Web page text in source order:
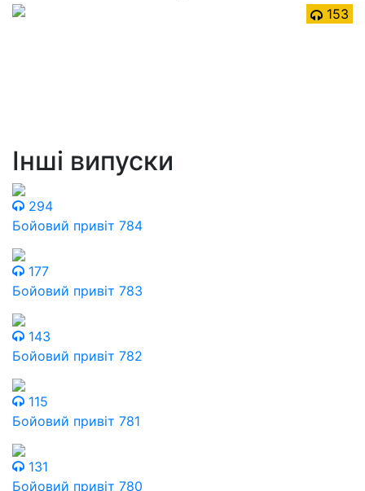
153
Інші випуски
294
Бойовий привіт 784
177
Бойовий привіт 783
143
Бойовий привіт 782
115
Бойовий привіт 781
131
Бойовий привіт 780